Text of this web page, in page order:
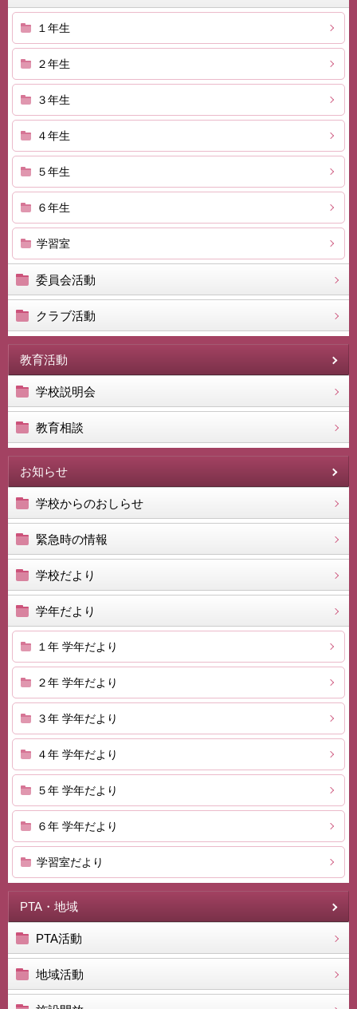
１年生
２年生
３年生
４年生
５年生
６年生
学習室
委員会活動
クラブ活動
教育活動
学校説明会
教育相談
お知らせ
学校からのおしらせ
緊急時の情報
学校だより
学年だより
１年 学年だより
２年 学年だより
３年 学年だより
４年 学年だより
５年 学年だより
６年 学年だより
学習室だより
PTA・地域
PTA活動
地域活動